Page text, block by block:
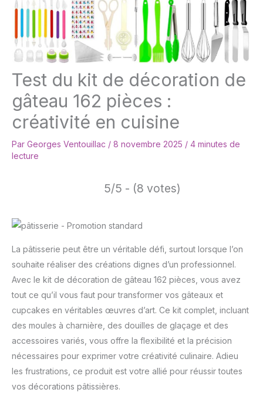
Test du kit de décoration de
gâteau 162 pièces :
créativité en cuisine
Par Georges Ventouillac / 8 novembre 2025 / 4 minutes de
lecture
5/5 - (8 votes)
La pâtisserie peut être un véritable défi, surtout lorsque l’on
souhaite réaliser des créations dignes d’un professionnel.
Avec le kit de décoration de gâteau 162 pièces, vous avez
tout ce qu’il vous faut pour transformer vos gâteaux et
cupcakes en véritables œuvres d’art. Ce kit complet, incluant
des moules à charnière, des douilles de glaçage et des
accessoires variés, vous offre la flexibilité et la précision
nécessaires pour exprimer votre créativité culinaire. Adieu
les frustrations, ce produit est votre allié pour réussir toutes
vos décorations pâtissières.